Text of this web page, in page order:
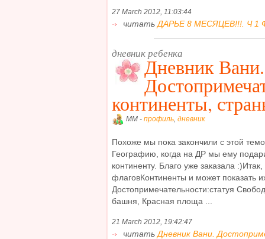
27 March 2012, 11:03:44
читать ДАРЬЕ 8 МЕСЯЦЕВ!!!. Ч 1
дневник ребенка
Дневник Вани.
континенты,
MM - профиль, дневник
Похоже мы пока закончили с этой
Географию, когда на ДР мы ему
континенту. Благо уже заказала
флаговКонтиненты и может показать
Достопримечательности:статуя
башня, Красная площа ...
21 March 2012, 19:42:47
читать Дневник Вани.